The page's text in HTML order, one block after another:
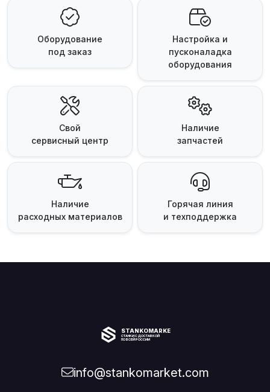
Оборудование
под заказ
Настройка и
пусконаладка
оборудования
Свой
сервисный центр
Наличие
запчастей
Наличие
расходных материалов
Горячая линия
и техподдержка
STANKOMARKET
СТАНКИ С ДОСТАВКОЙ
ПО ВСЕЙ РОССИИ
info@stankomarket.com